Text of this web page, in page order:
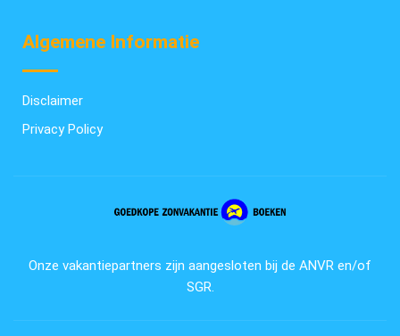
Algemene Informatie
Disclaimer
Privacy Policy
Onze vakantiepartners zijn aangesloten bij de ANVR en/of
SGR.